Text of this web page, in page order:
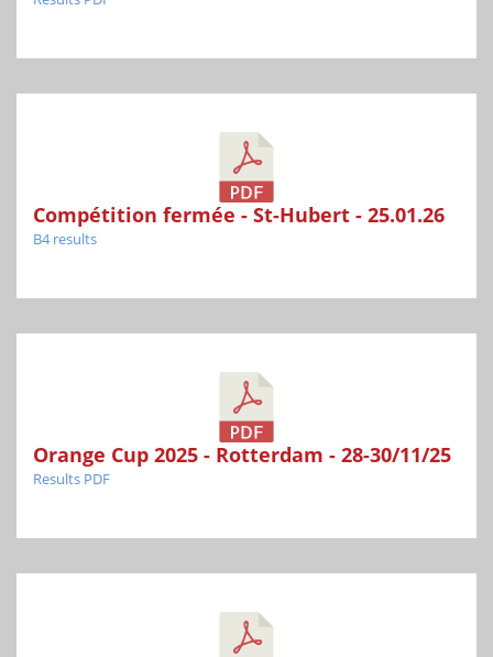
Compétition fermée - St-Hubert - 25.01.26
B4 results
Orange Cup 2025 - Rotterdam - 28-30/11/25
Results PDF